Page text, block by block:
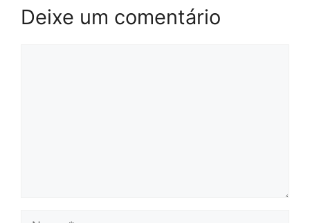
Deixe um comentário